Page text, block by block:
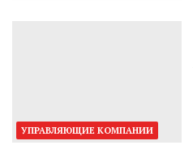
УПРАВЛЯЮЩИЕ КОМПАНИИ